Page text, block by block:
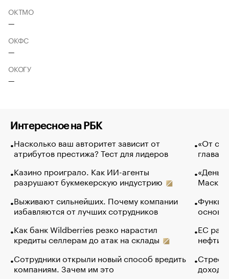
ОКТМО
—
ОКФС
—
ОКОГУ
—
Интересное на РБК
Насколько ваш авторитет зависит от
атрибутов престижа? Тест для лидеров
Казино проиграло. Как ИИ-агенты
разрушают букмекерскую индустрию
Выживают сильнейших. Почему компании
избавляются от лучших сотрудников
Как банк Wildberries резко нарастил
кредиты селлерам до атак на склады
Сотрудники открыли новый способ вредить
компаниям. Зачем им это
«От
глава
Маск в
основ
ЕС
нефти